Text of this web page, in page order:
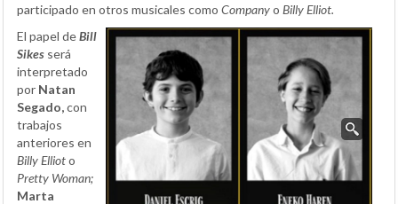
participado en otros musicales como Companyo Billy Elliot.
El papel deBill
Sikes será
interpretado
por Natan
Segado,con
trabajos
anteriores en
Billy Ellioto
Pretty Woman;
Marta